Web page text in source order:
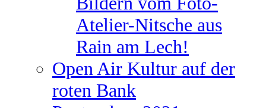
Atelier-Nitsche aus
Rain am Lech!
Open Air Kultur auf der
roten Bank